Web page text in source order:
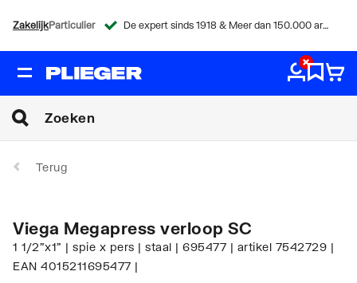
ZakelijkParticulier De expert sinds 1918 & Meer dan 150.000 artikelen
Terug
Viega Megapress verloop SC
1 1/2"x1" | spie x pers | staal | 695477 | artikel 7542729 |
EAN 4015211695477 |